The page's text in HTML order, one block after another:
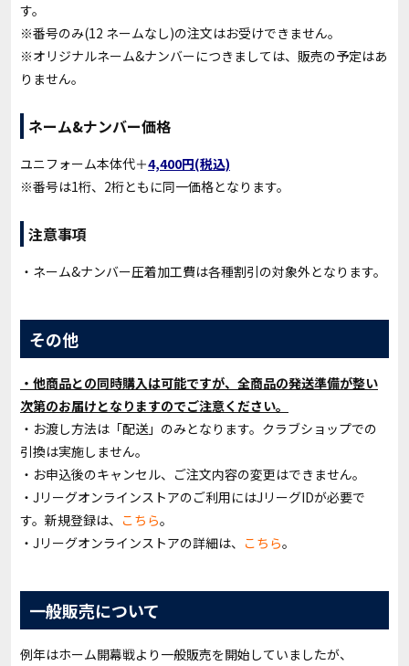
す。
※番号のみ(12 ネームなし)の注文はお受けできません。
※オリジナルネーム&ナンバーにつきましては、販売の予定はあ
りません。
ネーム&ナンバー価格
ユニフォーム本体代＋4,400円(税込)
※番号は1桁、2桁ともに同一価格となります。
注意事項
・ネーム&ナンバー圧着加工費は各種割引の対象外となります。
その他
・他商品との同時購入は可能ですが、全商品の発送準備が整い
次第のお届けとなりますのでご注意ください。
・お渡し方法は「配送」のみとなります。クラブショップでの
引換は実施しません。
・お申込後のキャンセル、ご注文内容の変更はできません。
・Jリーグオンラインストアのご利用にはJリーグIDが必要で
す。新規登録は、 こちら。
・Jリーグオンラインストアの詳細は、 こちら。
一般販売について
例年はホーム開幕戦より一般販売を開始していましたが、